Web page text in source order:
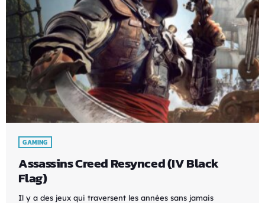
GAMING
Assassins Creed Resynced (IV Black
Flag)
Il y a des jeux qui traversent les années sans jamais